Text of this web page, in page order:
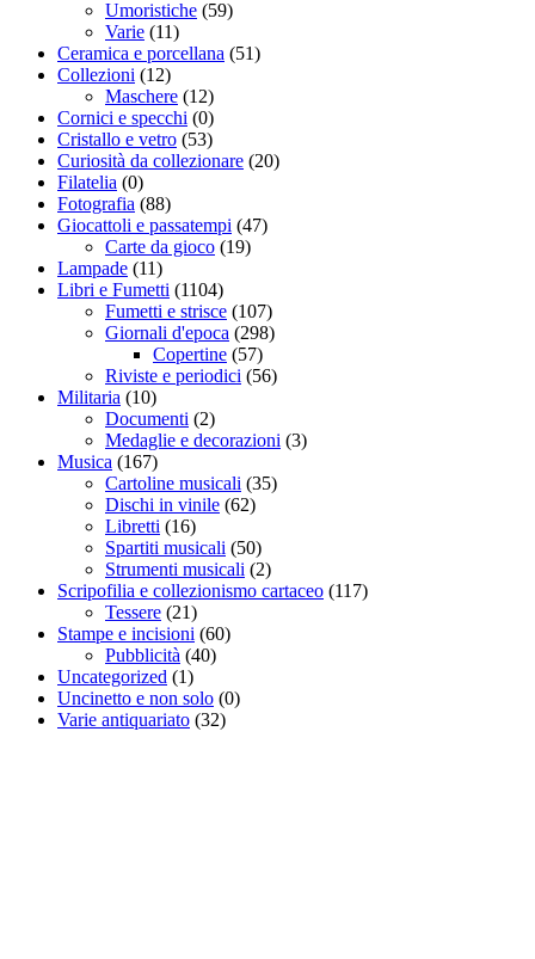
Umoristiche (59)
Varie (11)
Ceramica e porcellana (51)
Collezioni (12)
Maschere (12)
Cornici e specchi (0)
Cristallo e vetro (53)
Curiosità da collezionare (20)
Filatelia (0)
Fotografia (88)
Giocattoli e passatempi (47)
Carte da gioco (19)
Lampade (11)
Libri e Fumetti (1104)
Fumetti e strisce (107)
Giornali d'epoca (298)
Copertine (57)
Riviste e periodici (56)
Militaria (10)
Documenti (2)
Medaglie e decorazioni (3)
Musica (167)
Cartoline musicali (35)
Dischi in vinile (62)
Libretti (16)
Spartiti musicali (50)
Strumenti musicali (2)
Scripofilia e collezionismo cartaceo (117)
Tessere (21)
Stampe e incisioni (60)
Pubblicità (40)
Uncategorized (1)
Uncinetto e non solo (0)
Varie antiquariato (32)